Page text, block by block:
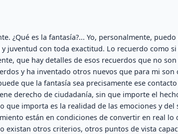
¿Qué es la fantasía?... Yo, personalmente,
juventud con toda exactitud. Lo recuerdo como
que hay detalles de esos recuerdos que no son
y ha inventado otros nuevos que para mi son
que la fantasía sea precisamente ese
derecho de ciudadanía, sin que importe el
que importa es la realidad de las emociones y del
están en condiciones de convertir en real lo
existan otros criterios, otros puntos de vista